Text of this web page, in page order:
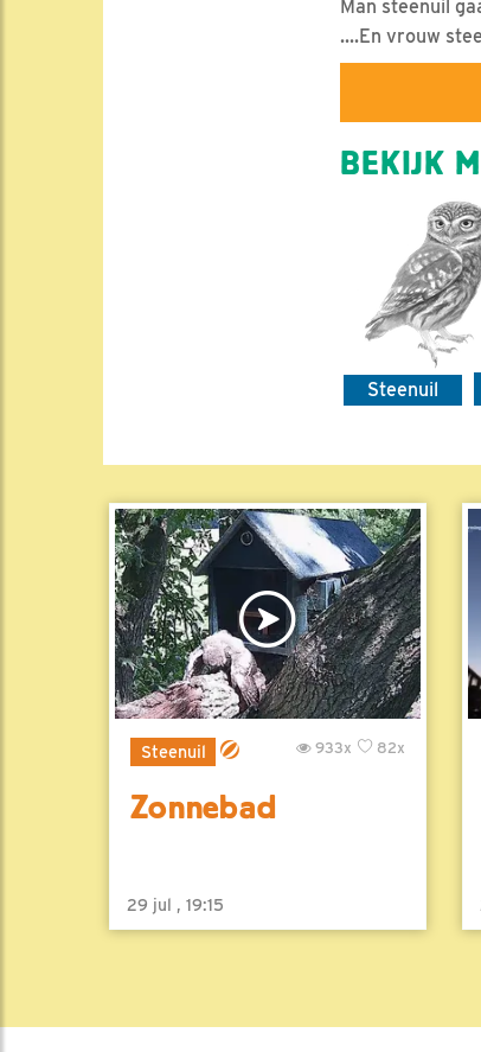
Man steenuil
....En vrouw
BEKIJK
Steenuil
Steenuil 82x
933x
Zonnebad
29 jul , 19:15